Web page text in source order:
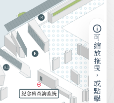
可縮放拖曳，或點擊